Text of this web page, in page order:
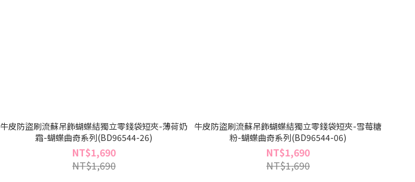
牛皮防盜刷流蘇吊飾蝴蝶結獨立零錢袋短夾-薄荷奶
霜-蝴蝶曲奇系列(BD96544-26)
NT$1,690
NT$1,690
牛皮防盜刷流蘇吊飾蝴蝶結獨立零錢袋短夾-雪莓糖
粉-蝴蝶曲奇系列(BD96544-06)
NT$1,690
NT$1,690